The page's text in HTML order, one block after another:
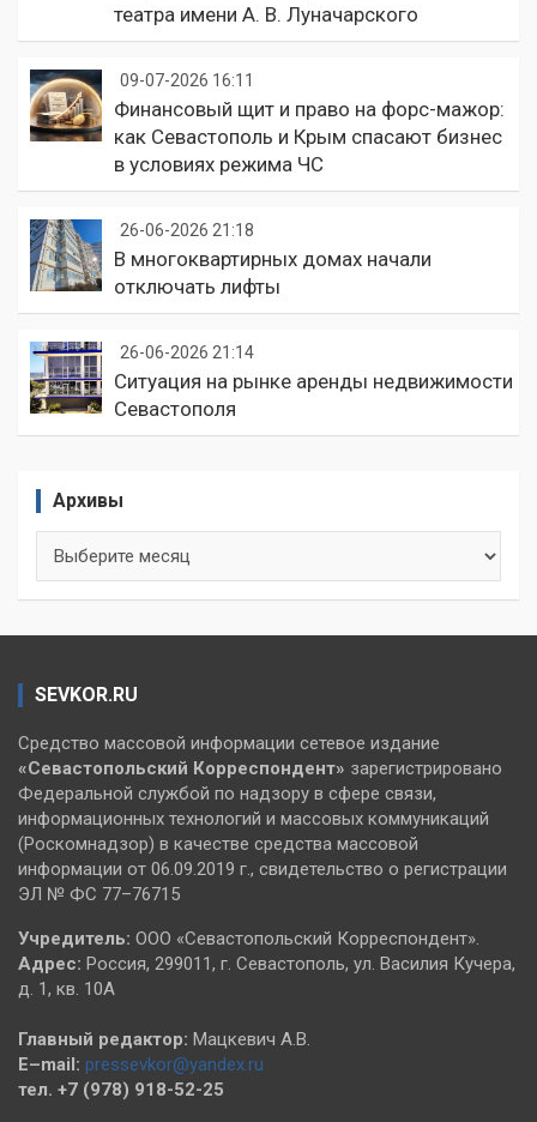
театра имени А. В. Луначарского
09-07-2026 16:11
Финансовый щит и право на форс-мажор:
как Севастополь и Крым спасают бизнес
в условиях режима ЧС
26-06-2026 21:18
В многоквартирных домах начали
отключать лифты
26-06-2026 21:14
Ситуация на рынке аренды недвижимости
Севастополя
Архивы
SEVKOR.RU
Средство массовой информации сетевое издание
«Севастопольский Корреспондент» зарегистрировано
Федеральной службой по надзору в сфере связи,
информационных технологий и массовых коммуникаций
(Роскомнадзор) в качестве средства массовой
информации от 06.09.2019 г., свидетельство о регистрации
ЭЛ № ФС 77–76715
Учредитель: ООО «Севастопольский Корреспондент».
Адрес: Россия, 299011, г. Севастополь, ул. Василия Кучера,
д. 1, кв. 10А
Главный редактор: Мацкевич А.В.
E–mail: pressevkor@yandex.ru
тел. +7 (978) 918-52-25